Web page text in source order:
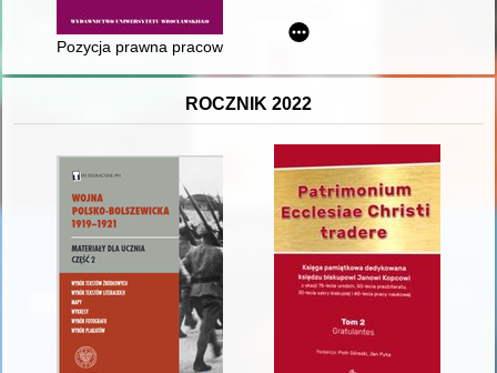
Pozycja prawna pracowników kolejowych w okresie
ROCZNIK 2022